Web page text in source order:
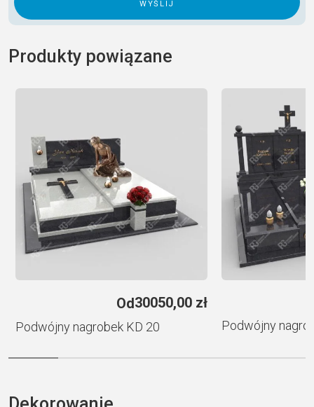
A
t
r
Produkty powiązane
Od30050,00 zł
Podwójny nagrobek KD 20 Podwójny